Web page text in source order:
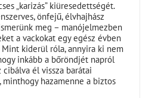
„karizás” kiüresedettségét.
önfejű, élvhajhász
meg – manójelmezben
a vackokat egy egész évben
kiderül róla, annyira ki nem
inkább a bőröndjét napról
cibálva él vissza barátai
hazamenne a biztos